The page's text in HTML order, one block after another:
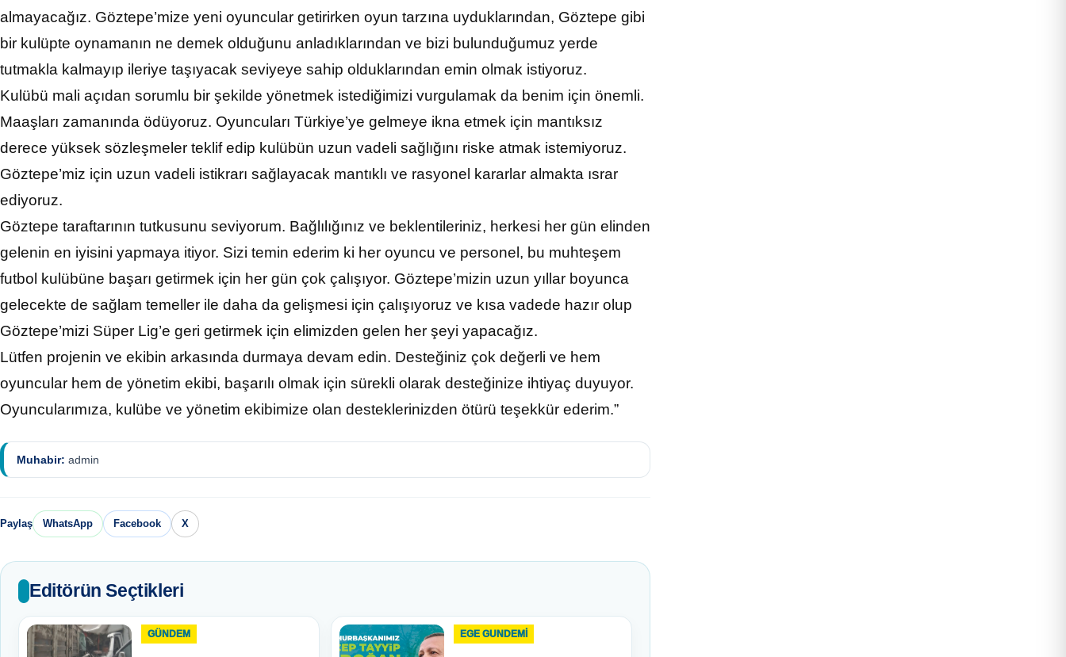
almayacağız. Göztepe’mize yeni oyuncular getirirken oyun tarzına uyduklarından, Göztepe gibi
bir kulüpte oynamanın ne demek olduğunu anladıklarından ve bizi bulunduğumuz yerde
tutmakla kalmayıp ileriye taşıyacak seviyeye sahip olduklarından emin olmak istiyoruz.
Kulübü mali açıdan sorumlu bir şekilde yönetmek istediğimizi vurgulamak da benim için önemli.
Maaşları zamanında ödüyoruz. Oyuncuları Türkiye’ye gelmeye ikna etmek için mantıksız
derece yüksek sözleşmeler teklif edip kulübün uzun vadeli sağlığını riske atmak istemiyoruz.
Göztepe’miz için uzun vadeli istikrarı sağlayacak mantıklı ve rasyonel kararlar almakta ısrar
ediyoruz.
Göztepe taraftarının tutkusunu seviyorum. Bağlılığınız ve beklentileriniz, herkesi her gün elinden
gelenin en iyisini yapmaya itiyor. Sizi temin ederim ki her oyuncu ve personel, bu muhteşem
futbol kulübüne başarı getirmek için her gün çok çalışıyor. Göztepe’mizin uzun yıllar boyunca
gelecekte de sağlam temeller ile daha da gelişmesi için çalışıyoruz ve kısa vadede hazır olup
Göztepe’mizi Süper Lig’e geri getirmek için elimizden gelen her şeyi yapacağız.
Lütfen projenin ve ekibin arkasında durmaya devam edin. Desteğiniz çok değerli ve hem
oyuncular hem de yönetim ekibi, başarılı olmak için sürekli olarak desteğinize ihtiyaç duyuyor.
Oyuncularımıza, kulübe ve yönetim ekibimize olan desteklerinizden ötürü teşekkür ederim.”
Muhabir: admin
Paylaş WhatsApp Facebook X
Editörün Seçtikleri
GÜNDEM EGE GUNDEMİ